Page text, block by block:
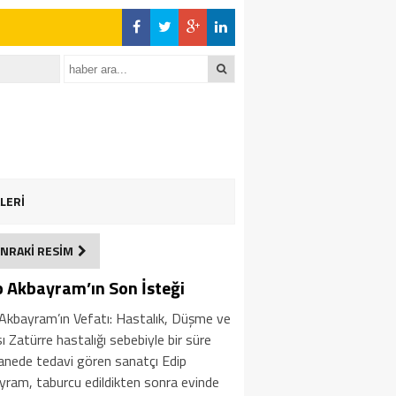
RESİM
Akbayram’ın Son İsteği
Vefatı: Hastalık, Düşme ve
Zatürre hastalığı sebebiyle bir süre
tedavi gören sanatçı Edip
taburcu edildikten sonra evinde